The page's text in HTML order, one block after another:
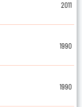
2011
1990
1990